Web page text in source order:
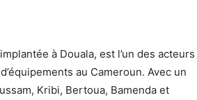
à Douala, est l’un des acteurs
au Cameroun. Avec un
Kribi, Bertoua, Bamenda et